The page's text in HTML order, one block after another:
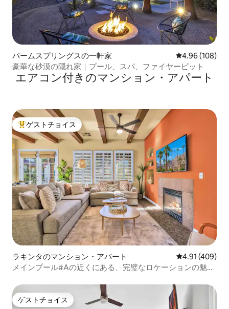
パームスプリングスの一軒家 レビュー108
4.96 (108)
豪華な砂漠の隠れ家｜プール、スパ、ファイヤーピット
エアコン付きのマンション・アパート
大好評のゲストチョイスです。
ゲストチョイス
ラキンタのマンション・アパート レビュー409
4.91 (409)
メインプール#Aの近くにある、完璧なロケーションの魅力
ゲストチョイス
ゲストチョイス